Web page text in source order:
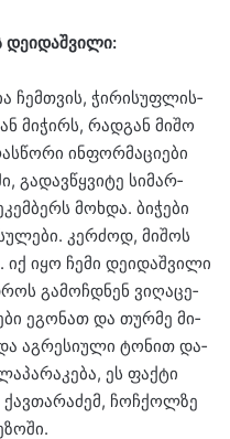
დე­ი­დაშ­ვი­ლი:
ჩემ­თვის, ჭი­რი­სუფ­ლის­
მი­ჭირს, რად­გან მიშო
ინ­ფორ­მა­ცი­ე­ბი
გა­დავ­წყვი­ტე სი­მარ­
მოხ­და. ბი­ჭე­ბი
კერ­ძოდ, მი­შოს
იქ იყო ჩემი დე­ი­დაშ­ვი­ლი
გა­მოჩ­დნენ ვი­ღა­ცე­
ეგო­ნათ და თურ­მე მი­
და აგ­რე­სი­უ­ლი ტო­ნით და­
ეს ფაქ­ტი
ქავ­თა­რა­ძემ, ჩოჩ­ქოლ­ზე